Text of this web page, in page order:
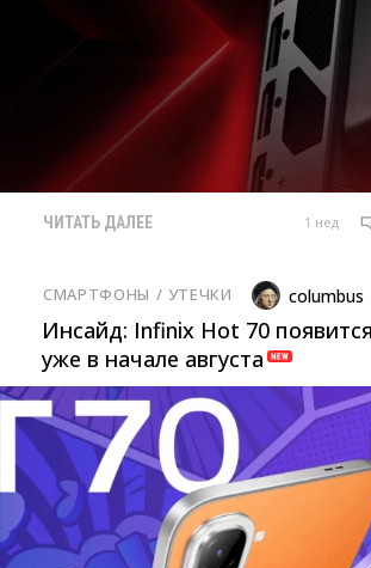
ЧИТАТЬ ДАЛЕЕ 1 нед
СМАРТФОНЫ / УТЕЧКИ columbus
Инсайд: Infinix Hot 70
уже в начале августа